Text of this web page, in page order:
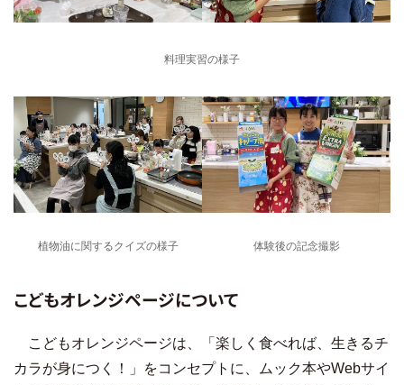
料理実習の様子
植物油に関するクイズの様子 体験後の記念撮影
こどもオレンジページについて
こどもオレンジページは、「楽しく食べれば、生きるチ
カラが身につく！」をコンセプトに、ムック本やWebサイ